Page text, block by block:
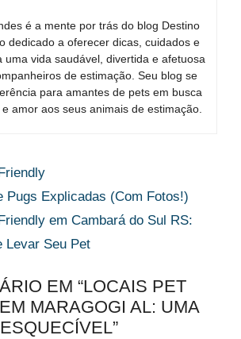
é a mente por trás do blog Destino
dedicado a oferecer dicas, cuidados e
uma vida saudável, divertida e afetuosa
de estimação. Seu blog se
para amantes de pets em busca
amor aos seus animais de estimação.
Pugs Explicadas (Com Fotos!)
em Cambará do Sul RS:
Levar Seu Pet
EM “LOCAIS PET
MARAGOGI AL: UMA